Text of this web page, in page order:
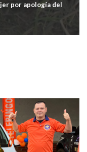
por apología del